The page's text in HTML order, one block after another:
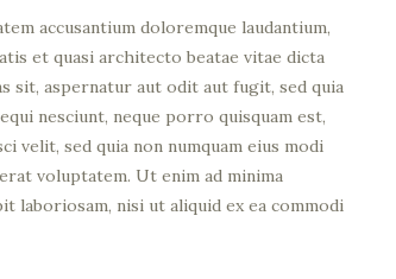
accusantium doloremque laudantium,
et quasi architecto beatae vitae dicta
sit, aspernatur aut odit aut fugit, sed quia
nesciunt, neque porro quisquam est,
velit, sed quia non numquam eius modi
voluptatem. Ut enim ad minima
laboriosam, nisi ut aliquid ex ea commodi